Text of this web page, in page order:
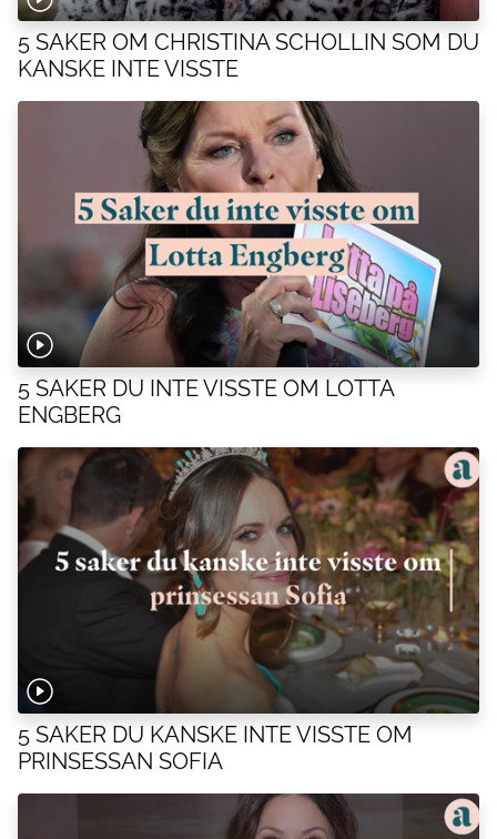
5 SAKER OM CHRISTINA SCHOLLIN SOM DU
KANSKE INTE VISSTE
5 SAKER DU INTE VISSTE OM LOTTA
ENGBERG
5 SAKER DU KANSKE INTE VISSTE OM
PRINSESSAN SOFIA